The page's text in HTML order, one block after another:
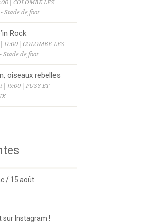
| COLOMBE LES
Stade de foot
Rock
17:00 | COLOMBE LES
Stade de foot
oiseaux rebelles
| 19:00 | PUSY ET
/ 15 août
sur Instagram !